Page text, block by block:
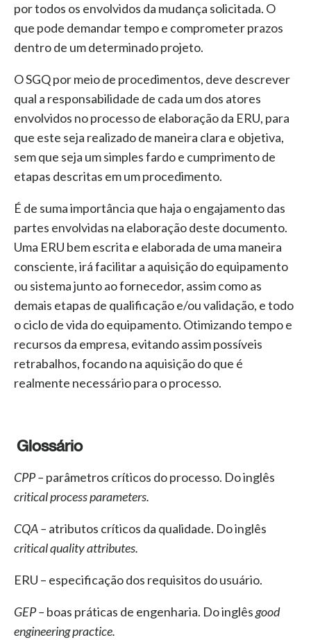
por todos os envolvidos da mudança solicitada. O
que pode demandar tempo e comprometer prazos
dentro de um determinado projeto.
O SGQ por meio de procedimentos, deve descrever
qual a responsabilidade de cada um dos atores
envolvidos no processo de elaboração da ERU, para
que este seja realizado de maneira clara e objetiva,
sem que seja um simples fardo e cumprimento de
etapas descritas em um procedimento.
É de suma importância que haja o engajamento das
partes envolvidas na elaboração deste documento.
Uma ERU bem escrita e elaborada de uma maneira
consciente, irá facilitar a aquisição do equipamento
ou sistema junto ao fornecedor, assim como as
demais etapas de qualificação e/ou validação, e todo
o ciclo de vida do equipamento. Otimizando tempo e
recursos da empresa, evitando assim possíveis
retrabalhos, focando na aquisição do que é
realmente necessário para o processo.
Glossário
CPP – parâmetros críticos do processo. Do inglês
critical process parameters.
CQA – atributos críticos da qualidade. Do inglês
critical quality attributes.
ERU – especificação dos requisitos do usuário.
GEP – boas práticas de engenharia. Do inglêsgood
engineering practice.